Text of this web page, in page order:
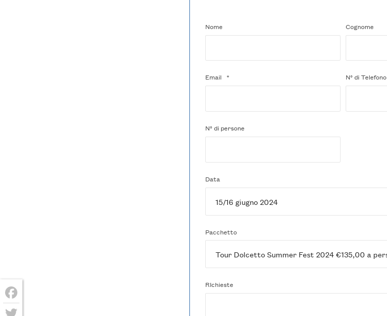
Nome Cognome
Email * N° di Telefono
N° di persone
Data
Pacchetto
RIchieste
Facebook